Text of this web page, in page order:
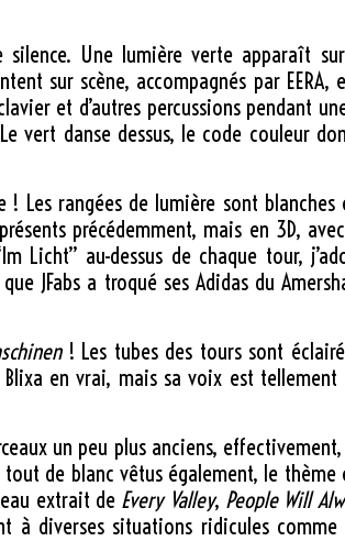
silence. Une lumière verte apparaît
sur scène, accompagnés par EERA,
et d’autres percussions pendant
vert danse dessus, le code couleur
rangées de lumière sont blanches
précédemment, mais en 3D,
Licht” au-dessus de chaque tour,
JFabs a troqué ses Adidas du
! Les tubes des tours sont
en vrai, mais sa voix est tellement
un peu plus anciens,
de blanc vêtus également, le thème
extrait de Every Valley, People Will
à diverses situations ridicules